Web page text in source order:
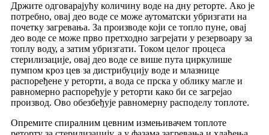
Држите одговарајућу количину воде на дну реторте. Ако је
потребно, овај део воде се може аутоматски убризгати на
почетку загревања. За производе који се топло пуне, овај
део воде се може прво претходно загрејати у резервоару за
топлу воду, а затим убризгати. Током целог процеса
стерилизације, овај део воде се више пута циркулише
пумпом кроз цев за дистрибуцију воде и млазнице
распоређене у реторти, а вода се прска у облику магле и
равномерно распоређује у реторти како би се загрејао
производ. Ово обезбеђује равномерну расподелу топлоте.
Опремите спиралним цевним измењивачем топлоте